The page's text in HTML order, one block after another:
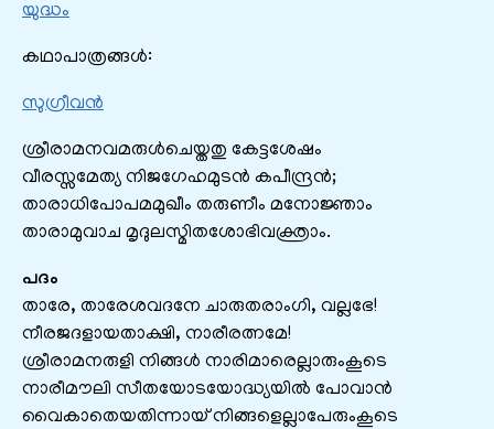
യുദ്ധം
കഥാപാത്രങ്ങൾ:
സുഗ്രീവൻ
ശ്രീരാമനവമരുൾചെയ്തതു കേട്ടശേഷം
വീരസ്സമേത്യ നിജഗേഹമുടൻ കപീന്ദ്രൻ;
താരാധിപോപമമുഖീം തരുണീം മനോജ്ഞാം
താരാമുവാച മൃദുലസ്മിതശോഭിവക്ത്രാം.
പദം
താരേ, താരേശവദനേ ചാരുതരാംഗി, വല്ലഭേ!
നീരജദളായതാക്ഷി, നാരീരത്നമേ!
ശ്രീരാമനരുളി നിങ്ങൾ നാരിമാരെല്ലാരുംകൂടെ
നാരീമൗലി സീതയോടയോദ്ധ്യയിൽ പോവാൻ
വൈകാതെയതിന്നായ് നിങ്ങളെല്ലാപേരുംകൂടെ